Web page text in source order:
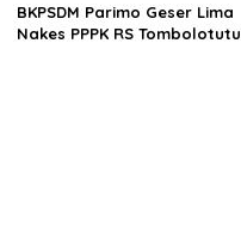
BKPSDM Parimo Geser Lima
Nakes PPPK RS Tombolotutu